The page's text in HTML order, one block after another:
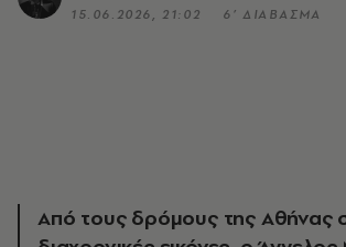
15.06.2026, 21:02 6’ ΔΙΑΒΑΣΜΑ
Από τους δρόμους της Αθήνας